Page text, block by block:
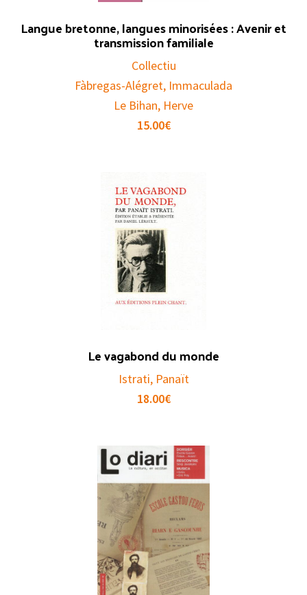
Langue bretonne, langues minorisées : Avenir et
transmission familiale
Collectiu
Fàbregas-Alégret, Immaculada
Le Bihan, Herve
15.00€
Le vagabond du monde
Istrati, Panaït
18.00€